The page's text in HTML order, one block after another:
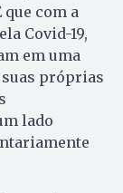
com a
Covid-19,
em uma
próprias
lado